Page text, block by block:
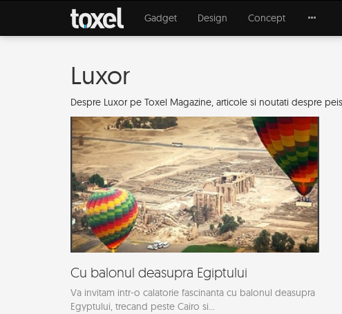
Gadget Design Concept
Luxor
Despre Luxor pe Toxel Magazine, articole si noutati despre
Cu balonul deasupra Egiptului
Va invitam intr-o calatorie fascinanta cu balonul deasupra
Egyptului, trecand peste Cairo si...